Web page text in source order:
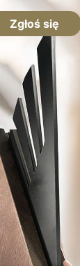
Zgłoś się